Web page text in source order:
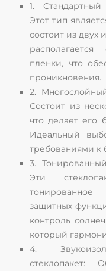
1.
Этот тип
состоит из двух
пленки, что
проникновения.
2.
Состоит из
что делает
Идеальный
требованиями к
3.
Эти
защитных
контроль
который
4.
стеклопакет: